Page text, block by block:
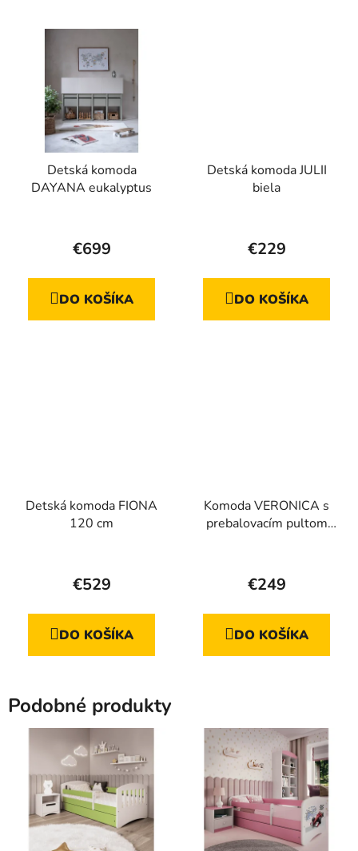
Detská komoda
DAYANA eukalyptus
€699
DO KOŠÍKA
Detská komoda JULII
biela
€229
DO KOŠÍKA
Detská komoda FIONA
120 cm
hodnotenie
je
5,0
hviezdičiek.
€529
DO KOŠÍKA
Komoda VERONICA s
prebalovacím pultom
hodnotenie
je
5,0
€249
DO KOŠÍKA
Podobné produkty